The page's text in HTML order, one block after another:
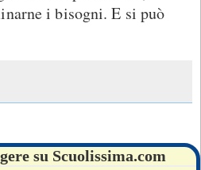
i bisogni. E si può
su Scuolissima.com